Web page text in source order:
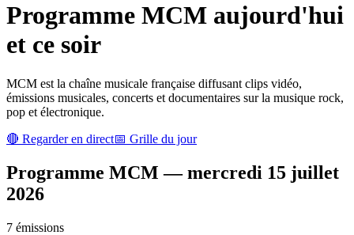
Programme MCM aujourd'hui
et ce soir
MCM est la chaîne musicale française diffusant clips vidéo,
émissions musicales, concerts et documentaires sur la musique rock,
pop et électronique.
🔴 Regarder en direct📅 Grille du jour
Programme MCM —mercredi 15 juillet
2026
7 émissions